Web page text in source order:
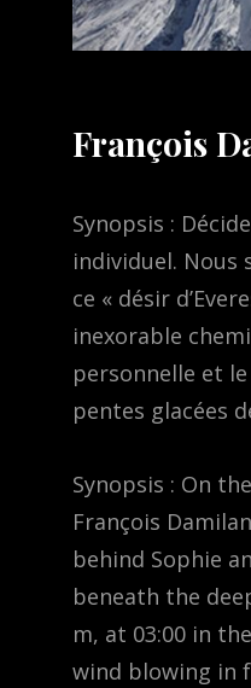
François
Synopsis :
individuel. Nous
ce « désir
inexorable
personnelle et
pentes glacées
Synopsis : On
François
behind Sophie
beneath the
m, at 03:00 in
wind blowing in